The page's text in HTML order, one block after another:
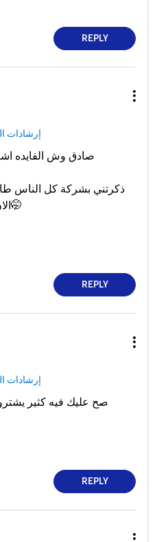
REPLY
إرشادات
صادق وش الفايده
ذكرتني بشركة كل الناس
الان الكاميرا حقها 12 ميجابكسل🤭
REPLY
إرشادات
صح عليك فيه كثير
REPLY